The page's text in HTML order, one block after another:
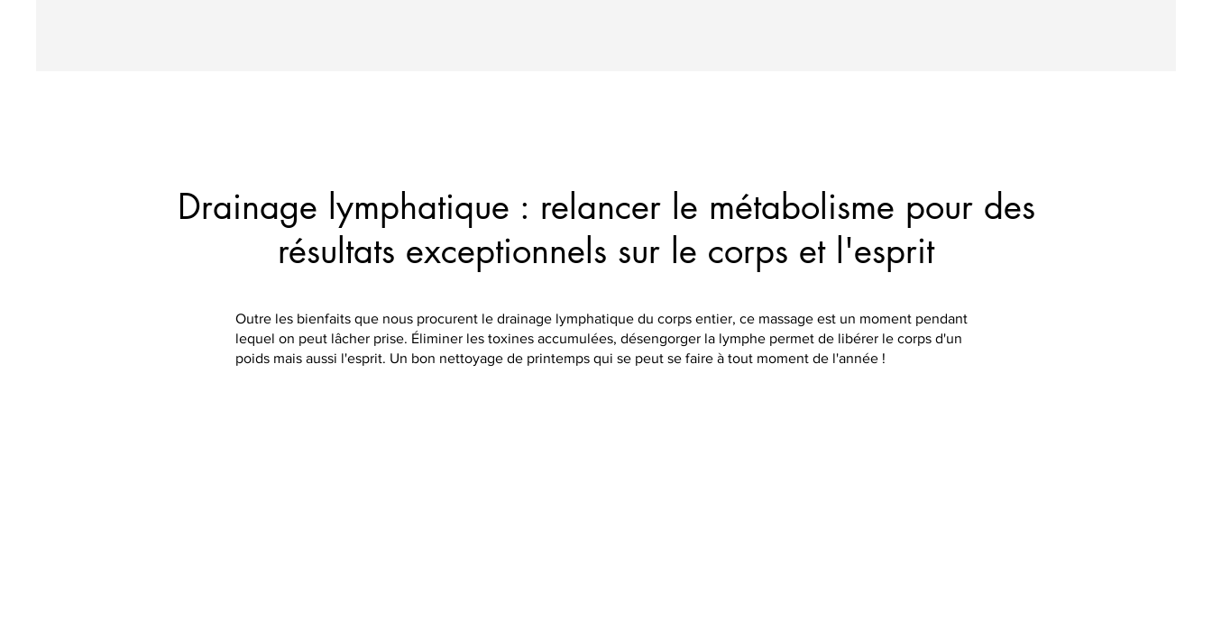
Drainage lymphatique : relancer le métabolisme pour des
résultats exceptionnels sur le corps et l'esprit
Outre les bienfaits que nous procurent le drainage lymphatique du corps entier, ce massage est un moment pendant
lequel on peut lâcher prise. Éliminer les toxines accumulées, désengorger la lymphe permet de libérer le corps d'un
poids mais aussi l'esprit. Un bon nettoyage de printemps qui se peut se faire à tout moment de l'année !